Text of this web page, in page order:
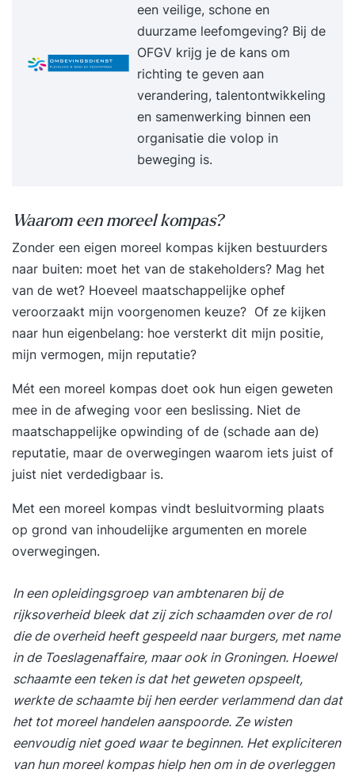
een veilige, schone en
duurzame leefomgeving? Bij de
OFGV krijg je de kans om
richting te geven aan
verandering, talentontwikkeling
en samenwerking binnen een
organisatie die volop in
beweging is.
Waarom een moreel kompas?
Zonder een eigen moreel kompas kijken bestuurders
naar buiten: moet het van de stakeholders? Mag het
van de wet? Hoeveel maatschappelijke ophef
veroorzaakt mijn voorgenomen keuze? Of ze kijken
naar hun eigenbelang: hoe versterkt dit mijn positie,
mijn vermogen, mijn reputatie?
Mét een moreel kompas doet ook hun eigen geweten
mee in de afweging voor een beslissing. Niet de
maatschappelijke opwinding of de (schade aan de)
reputatie, maar de overwegingen waarom iets juist of
juist niet verdedigbaar is.
Met een moreel kompas vindt besluitvorming plaats
op grond van inhoudelijke argumenten en morele
overwegingen.
In een opleidingsgroep van ambtenaren bij de
rijksoverheid bleek dat zij zich schaamden over de rol
die de overheid heeft gespeeld naar burgers, met name
in de Toeslagenaffaire, maar ook in Groningen. Hoewel
schaamte een teken is dat het geweten opspeelt,
werkte de schaamte bij hen eerder verlammend dan dat
het tot moreel handelen aanspoorde. Ze wisten
eenvoudig niet goed waar te beginnen. Het expliciteren
van hun moreel kompas hielp hen om in de overleggen